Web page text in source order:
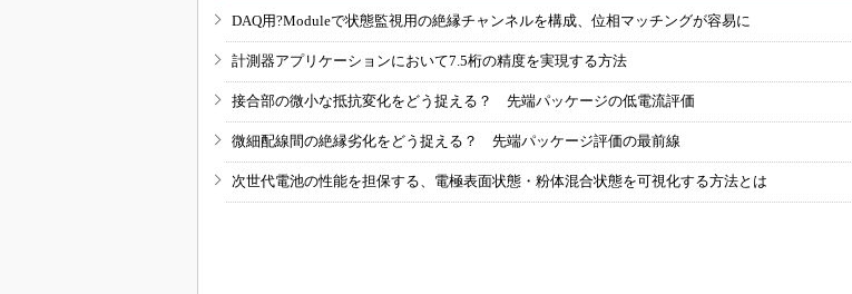
DAQ用?Moduleで状態監視用の絶縁チャンネルを構成、位相マッチングが容易に
計測器アプリケーションにおいて7.5桁の精度を実現する方法
接合部の微小な抵抗変化をどう捉える？ 先端パッケージの低電流評価
微細配線間の絶縁劣化をどう捉える？ 先端パッケージ評価の最前線
次世代電池の性能を担保する、電極表面状態・粉体混合状態を可視化する方法とは